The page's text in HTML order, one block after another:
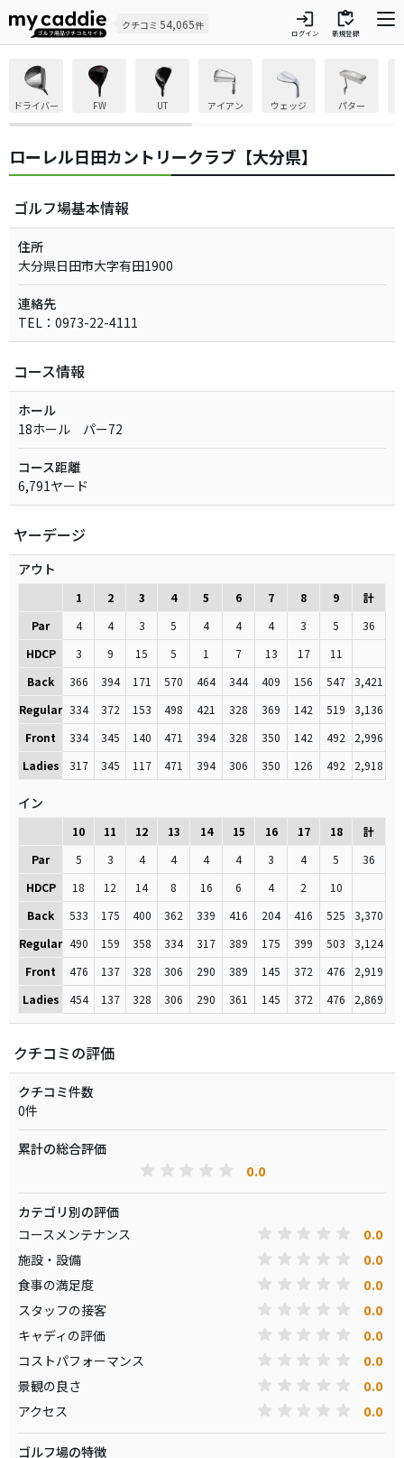
クチコミ 54,065件 login
ログイン
inventory
新規登録
ドライバー FW UT アイアン ウェッジ パター
ローレル日田カントリークラブ【大分県】
ゴルフ場基本情報
住所
大分県日田市大字有田1900
連絡先
TEL：0973-22-4111
コース情報
ホール
18ホール パー72
コース距離
6,791ヤード
ヤーデージ
アウト
1 2 3 4 5 6 7 8 9
計
Par
4 4 3 5 4 4 4 3 5
36
HDCP
3 9 15 5 1 7 13 17
11
Back
366 394 171 570 464 344 409 156 547 3,421
Regular 334 372 153 498 421 328 369 142 519
3,136
Front
334 345 140 471 394 328 350 142 492
2,996
Ladies
317 345 117 471 394 306 350 126 492 2,918
イン
10 11 12 13 14 15 16 17 18
計
Par
5 3 4 4 4 4 3 4 5
36
HDCP
18 12 14 8 16 6 4 2
10
Back
533 175 400 362 339 416 204 416 525
3,370
Regular 490 159 358 334 317 389 175 399 503
3,124
Front
476 137 328 306 290 389 145 372 476
2,919
Ladies
454 137 328 306 290 361 145 372 476 2,869
クチコミの評価
クチコミ件数
0件
累計の総合評価
0.0
カテゴリ別の評価
コースメンテナンス
0.0
施設・設備 0.0
食事の満足度 0.0
スタッフの接客 0.0
キャディの評価 0.0
コストパフォーマンス 0.0
景観の良さ 0.0
アクセス 0.0
ゴルフ場の特徴